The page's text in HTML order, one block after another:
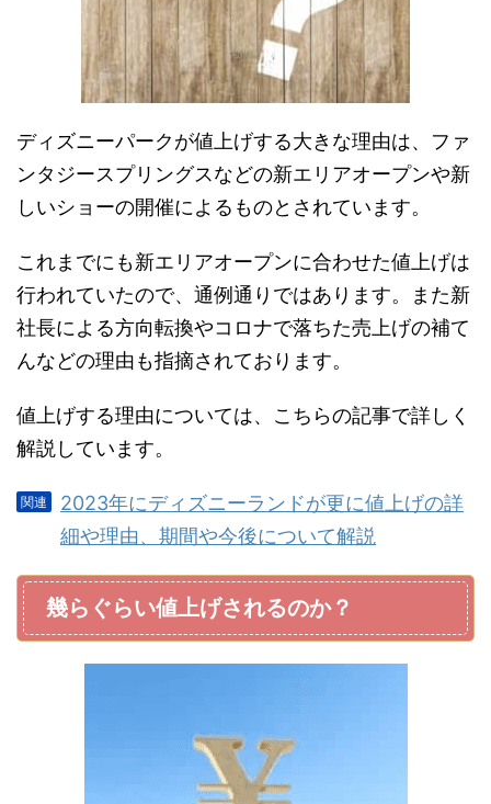
ディズニーパークが値上げする大きな理由は、ファ
ンタジースプリングスなどの新エリアオープンや新
しいショーの開催によるものとされています。
これまでにも新エリアオープンに合わせた値上げは
行われていたので、通例通りではあります。また新
社長による方向転換やコロナで落ちた売上げの補て
んなどの理由も指摘されております。
値上げする理由については、こちらの記事で詳しく
解説しています。
2023年にディズニーランドが更に値上げの詳
細や理由、期間や今後について解説
幾らぐらい値上げされるのか？